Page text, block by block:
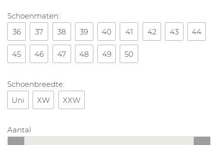
Schoenmaten:
36
37 38 39 40 41 42 43 44
45 46 47 48 49 50
Schoenbreedte:
Uni
XW XXW
Aantal